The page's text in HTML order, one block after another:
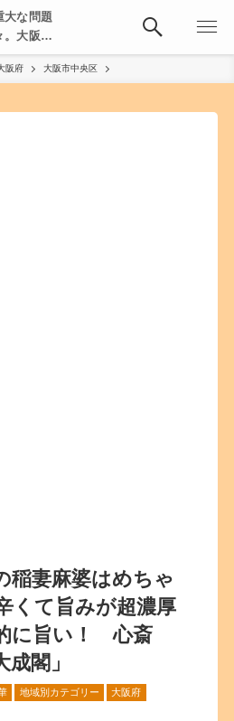
大な問題
。大阪・
食べ歩
阪府 大阪市中央区
稲妻麻婆はめちゃ
くて旨みが超濃厚
に旨い！ 心斎
閣」
地域別カテゴリー 大阪府